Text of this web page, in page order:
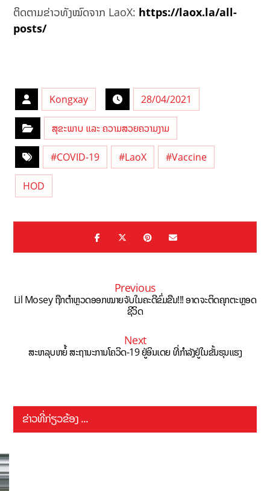
ຕິດຕາມຂ່າວທັງໝົດຈາກ LaoX: https://laox.la/all-
posts/
Kongxay 28/04/2021
ສຸຂະພາບ ແລະ ຄວາມສວຍຄວາມງາມ
#COVID-19 #LaoX #Vaccine
HOD
Previous
Lil Mosey ຖືກຕຳຫຼວດອອກໝາຍຈັບໃນຄະດີຂົ່ມຂືນ!!! ອາດຈະຕິດຄຸກຕະຫຼອດ
ຊີວິດ
Next
ສະຫລຸບຫຍໍ້ ສະຖານະການໂຄວິດ-19 ຢູ່ອິນເດຍ ທີ່ກຳລັງຢູ່ໃນຂັ້ນຮຸນແຮງ
ຂ່າວທີ່ກ່ຽວຂ້ອງ ...